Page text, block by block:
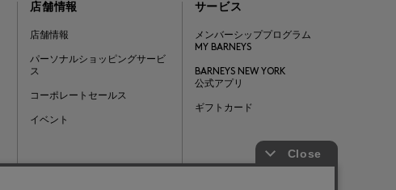
店舗情報
店舗情報
パーソナルショッピングサービ
ス
コーポレートセールス
イベント
サービス
メンバーシッププログラム
MY BARNEYS
BARNEYS NEW YORK
公式アプリ
ギフトカード